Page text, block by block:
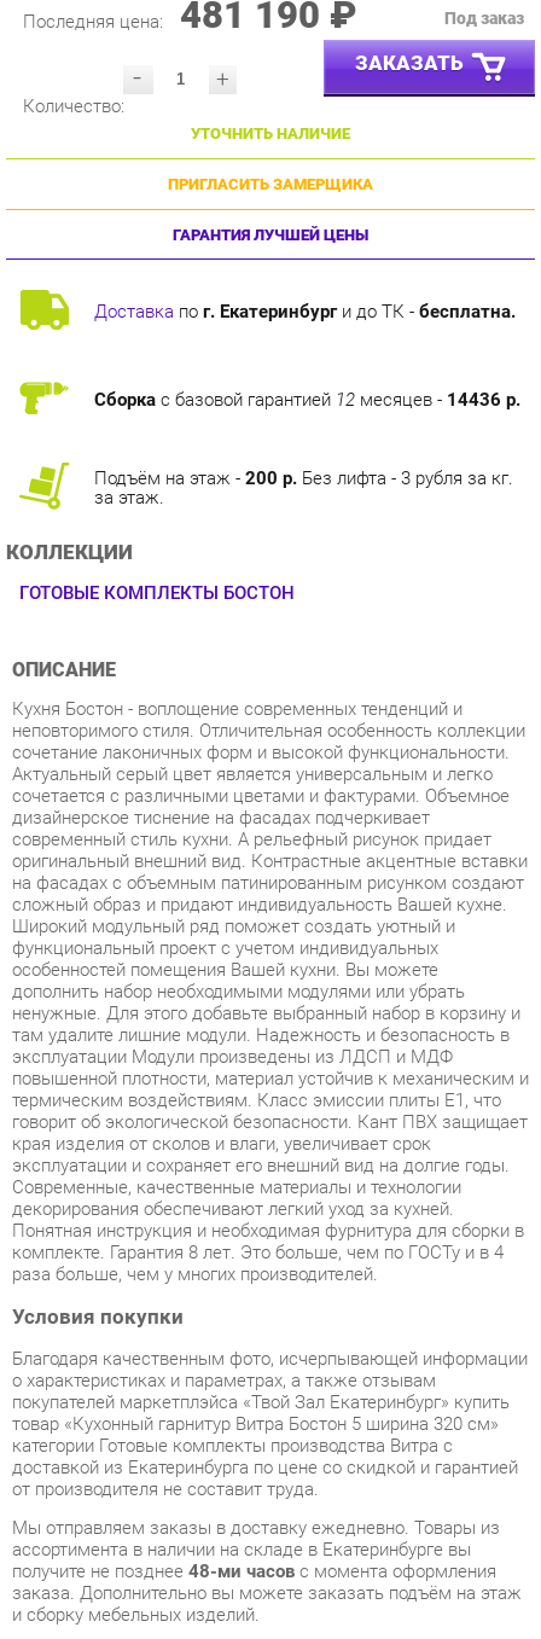
- ЗАКАЗАТЬ
УТОЧНИТЬ НАЛИЧИЕ
ПРИГЛАСИТЬ ЗАМЕРЩИКА
ГАРАНТИЯ ЛУЧШЕЙ ЦЕНЫ
Доставкапог. Екатеринбурги до ТК -бесплатна.
КОЛЛЕКЦИИ
ОПИСАНИЕ
неповторимого стиля. Отличительная особенность коллекции
Актуальный серый цвет является универсальным и легко
сочетается с различными цветами и фактурами. Объемное
дизайнерское тиснение на фасадах подчеркивает
современный стиль кухни. А рельефный рисунок придает
оригинальный внешний вид. Контрастные акцентные вставки
на фасадах с объемным патинированным рисунком создают
сложный образ и придают индивидуальность Вашей кухне.
Широкий модульный ряд поможет создать уютный и
функциональный проект с учетом индивидуальных
особенностей помещения Вашей кухни. Вы можете
дополнить набор необходимыми модулями или убрать
ненужные. Для этого добавьте выбранный набор в корзину и
там удалите лишние модули. Надежность и безопасность в
эксплуатации Модули произведены из ЛДСП и МДФ
повышенной плотности, материал устойчив к механическим и
термическим воздействиям. Класс эмиссии плиты Е1, что
говорит об экологической безопасности. Кант ПВХ защищает
края изделия от сколов и влаги, увеличивает срок
эксплуатации и сохраняет его внешний вид на долгие годы.
Современные, качественные материалы и технологии
декорирования обеспечивают легкий уход за кухней.
Понятная инструкция и необходимая фурнитура для сборки в
комплекте. Гарантия 8 лет. Это больше, чем по ГОСТу и в 4
раза больше, чем у многих производителей.
Условия покупки
Благодаря качественным фото, исчерпывающей информации
о характеристиках и параметрах, а также отзывам
покупателей маркетплэйса «Твой Зал Екатеринбург» купить
товар «Кухонный гарнитур Витра Бостон 5 ширина 320 см»
категории Готовые комплекты производства Витра с
доставкой из Екатеринбурга по цене со скидкой и гарантией
от производителя не составит труда.
Мы отправляем заказы в доставку ежедневно. Товары из
ассортимента в наличии на складе в Екатеринбурге вы
получите не позднее48-ми часовс момента оформления
заказа. Дополнительно вы можете заказать подъём на этаж
Срок доставки в другие регионы, и для товаров, находящихся
на складах производителей, рассчитывается индивидуально.
Уточнить наличие, срок и стоимость доставки вы можете
через формуобратной связи.